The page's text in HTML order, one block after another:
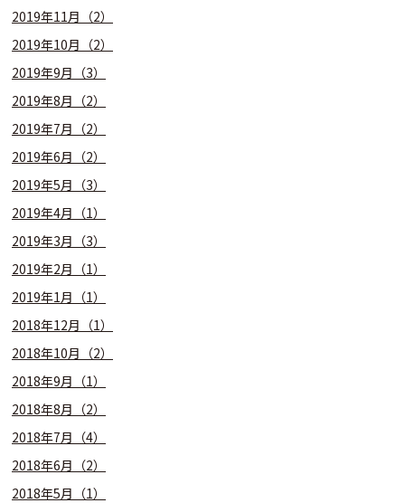
2019年11月（2）
2019年10月（2）
2019年9月（3）
2019年8月（2）
2019年7月（2）
2019年6月（2）
2019年5月（3）
2019年4月（1）
2019年3月（3）
2019年2月（1）
2019年1月（1）
2018年12月（1）
2018年10月（2）
2018年9月（1）
2018年8月（2）
2018年7月（4）
2018年6月（2）
2018年5月（1）